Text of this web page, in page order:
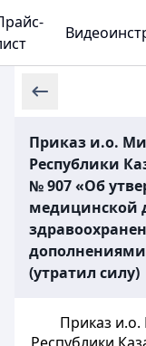
Приказ и.о.
Республики
№ 907 «Об
медицинской
дополнениями
(утратил силу)
Приказ